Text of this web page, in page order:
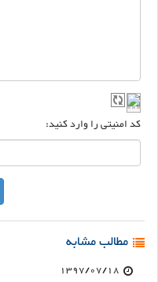
کد امنیتی را وارد کنید:
مطالب مشابه
1397/07/18